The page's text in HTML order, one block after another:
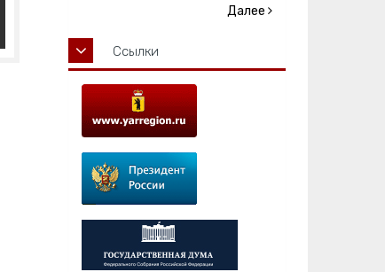
Далее
Ссылки